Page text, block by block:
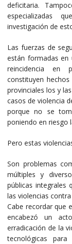
deficitaria.
especializadas
investigación de
Las fuerzas de
están formadas en
reincidencia en
constituyen
provinciales los y
casos de violencia
porque no se
poniendo en riesgo
Pero estas
Son problemas
múltiples y
públicas integrales
las violencias
Cabe recordar que
encabezó un
erradicación de la
tecnológicas